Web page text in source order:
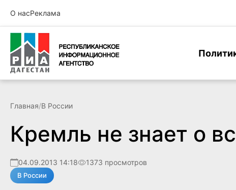
О насРеклама
Главная/В России
Кремль не знает о
04.09.2013 14:18 1373 просмотров
В России